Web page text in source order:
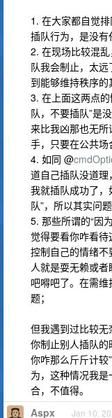
1. 在大家都自觉
插队行为，是没有
2. 在现场比较混
队我会制止，太
到能够维持秩序的
3. 在上面这两点
队，不要插队”是
来比我凶那也无
手，只要在公共场
4. 如同 @
道自己插队没道理
我就插队成功了
队”，所以其实问题
5. 那些所谓的“因
觉得要看你咋看待
控制自己的情绪
人就是耍无赖或
吧嘚吧了。在需
题；
但我遇到过比较
你制止别人插队的
你咋那么斤斤计较
为，这种情况我
合，不值得。
Aspx Jan 10,